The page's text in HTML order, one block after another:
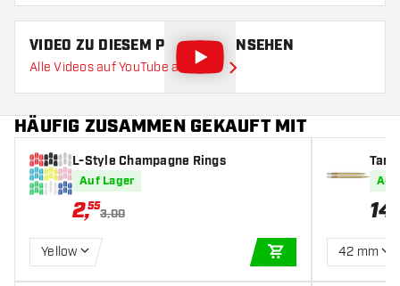
VIDEO ZU DIESEM PRODUKT ANSEHEN
Alle Videos auf YouTube ansehen
HÄUFIG ZUSAMMEN GEKAUFT MIT
L-Style Champagne Rings
Auf Lager
2,55
3,00
Yellow
IN DEN
ttlerAuf
14
42 mm